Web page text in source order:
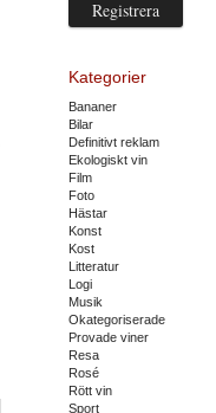
Kategorier
Bananer
Bilar
Definitivt reklam
Ekologiskt vin
Film
Foto
Hästar
Konst
Kost
Litteratur
Logi
Musik
Okategoriserade
Provade viner
Resa
Rosé
Rött vin
Sport